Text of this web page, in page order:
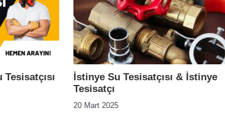
İstinye Su Tesisatçısı & İstinye
Tesisatçı
20 Mart 2025